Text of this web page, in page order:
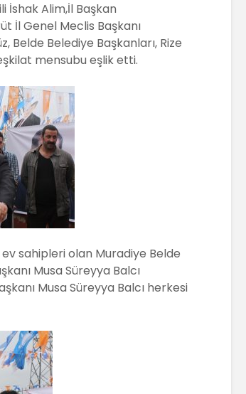
Alim,İl Başkan
İl Genel Meclis Başkanı
Belde Belediye Başkanları, Rize
mensubu eşlik etti.
sahipleri olan Muradiye Belde
Musa Süreyya Balcı
Musa Süreyya Balcı herkesi